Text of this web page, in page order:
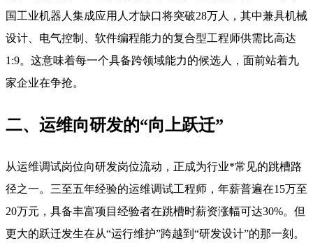
国工业机器人集成应用人才缺口将突破28万人，其中兼具机械
设计、电气控制、软件编程能力的复合型工程师供需比高达
1:9。这意味着每一个具备跨领域能力的候选人，面前站着九
家企业在争抢。
二、运维向研发的“向上跃迁”
从运维调试岗位向研发岗位流动，正成为行业*常见的跳槽路
径之一。三至五年经验的运维调试工程师，年薪普遍在15万至
20万元，具备丰富项目经验者在跳槽时薪资涨幅可达30%。但
更大的跃迁发生在从“运行维护”跨越到“研发设计”的那一刻。